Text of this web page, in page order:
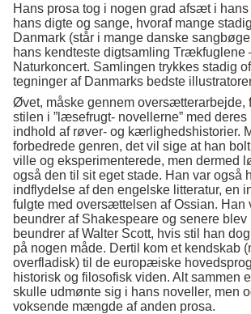
Hans prosa tog i nogen grad afsæt i
hans digte og sange, hvoraf mange
Danmark (står i mange danske
hans kendteste digtsamling Trækfuglene
Naturkoncert. Samlingen trykkes stadig
tegninger af Danmarks bedste
Øvet, måske gennem oversætterarbejde,
stilen i ”læsefrugt- novellerne” med
indhold af røver- og kærlighedshistorier.
forbedrede genren, det vil sige at han
ville og eksperimenterede, men dermed
også den til sit eget stade. Han var også
indflydelse af den engelske litteratur, en
fulgte med oversættelsen af Ossian. Han
beundrer af Shakespeare og senere blev
beundrer af Walter Scott, hvis stil han
på nogen måde. Dertil kom et kendskab
overfladisk) til de europæiske
historisk og filosofisk viden. Alt sammen
skulle udmønte sig i hans noveller, men
voksende mængde af anden prosa.